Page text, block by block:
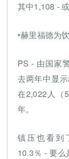
其中1,108 -
•赫里福德为
PS - 由国家
去两年中显
在2,022人（
年。
镇压也看到
10.3％ - 要